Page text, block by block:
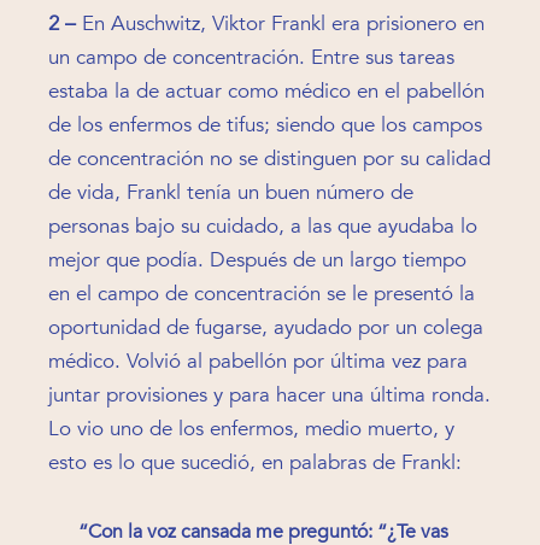
2 – En Auschwitz, Viktor Frankl era prisionero en
un campo de concentración. Entre sus tareas
estaba la de actuar como médico en el pabellón
de los enfermos de tifus; siendo que los campos
de concentración no se distinguen por su calidad
de vida, Frankl tenía un buen número de
personas bajo su cuidado, a las que ayudaba lo
mejor que podía. Después de un largo tiempo
en el campo de concentración se le presentó la
oportunidad de fugarse, ayudado por un colega
médico. Volvió al pabellón por última vez para
juntar provisiones y para hacer una última ronda.
Lo vio uno de los enfermos, medio muerto, y
esto es lo que sucedió, en palabras de Frankl:
“Con la voz cansada me preguntó: “¿Te vas